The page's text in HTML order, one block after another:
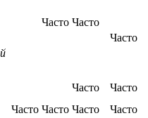
Часто Часто
Часто
Часто
Часто
Часто Часто Часто
Часто